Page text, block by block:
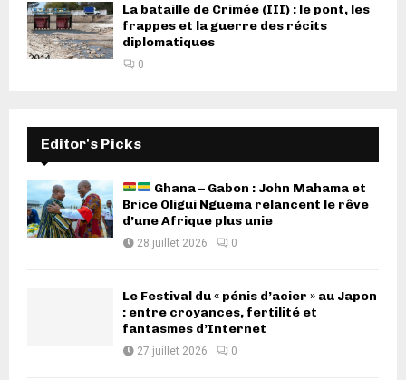
La bataille de Crimée (III) : le pont, les
frappes et la guerre des récits
diplomatiques
0
Editor's Picks
Ghana – Gabon : John Mahama et
Brice Oligui Nguema relancent le rêve
d’une Afrique plus unie
28 juillet 2026 0
Le Festival du « pénis d’acier » au Japon
: entre croyances, fertilité et
fantasmes d’Internet
27 juillet 2026 0